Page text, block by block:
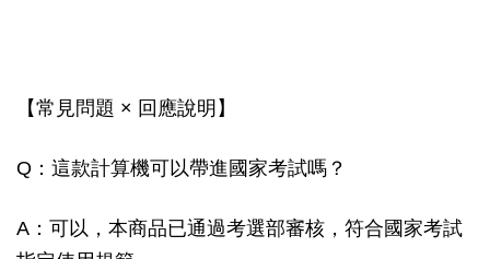
【常見問題 × 回應說明】
Q：這款計算機可以帶進國家考試嗎？
A：可以，本商品已通過考選部審核，符合國家考試